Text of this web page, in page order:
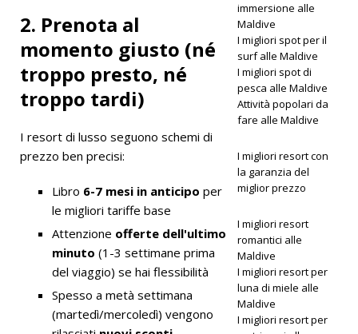
Maldive
2026]
Amilla
vince il
2. Prenota al
momento giusto (né
troppo presto, né
troppo tardi)
I resort di lusso seguono schemi di
prezzo ben precisi:
Libro 6-7 mesi in anticipo per
le migliori tariffe base
Attenzione offerte dell'ultimo
minuto (1-3 settimane prima
del viaggio) se hai flessibilità
Spesso a metà settimana
(martedì/mercoledì) vengono
immersione alle
Maldive
I migliori spot per il
surf alle Maldive
I migliori spot di
pesca alle Maldive
Attività popolari da
fare alle Maldive
I migliori resort con
la garanzia del
miglior prezzo
I migliori resort
romantici alle
Maldive
I migliori resort per
luna di miele alle
Maldive
I migliori resort per